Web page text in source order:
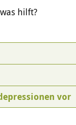
hilft?
vor